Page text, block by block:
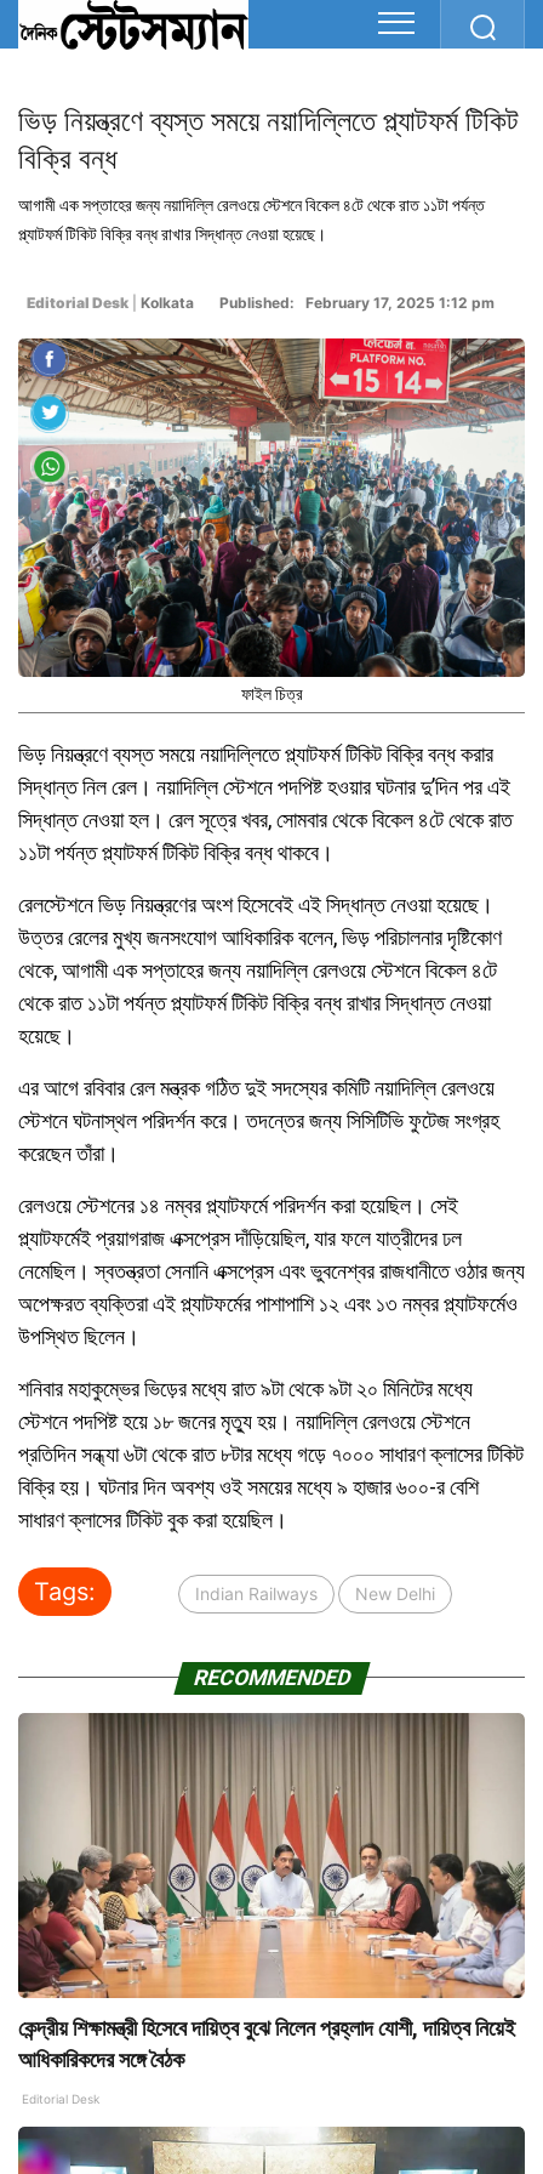
ভিড় নিয়ন্ত্রণে ব্যস্ত সময়ে নয়াদিল্লিতে প্ল্যাটফর্ম টিকিট
বিক্রি বন্ধ
আগামী এক সপ্তাহের জন্য নয়াদিল্লি রেলওয়ে স্টেশনে বিকেল ৪টে থেকে রাত ১১টা পর্যন্ত
প্ল্যাটফর্ম টিকিট বিক্রি বন্ধ রাখার সিদ্ধান্ত নেওয়া হয়েছে।
Editorial Desk Kolkata Published: February 17, 2025 1:12 pm
ফাইল চিত্র
ভিড় নিয়ন্ত্রণে ব্যস্ত সময়ে নয়াদিল্লিতে প্ল্যাটফর্ম টিকিট বিক্রি বন্ধ করার
সিদ্ধান্ত নিল রেল। নয়াদিল্লি স্টেশনে পদপিষ্ট হওয়ার ঘটনার দু’দিন পর এই
সিদ্ধান্ত নেওয়া হল। রেল সূত্রে খবর, সোমবার থেকে বিকেল ৪টে থেকে রাত
১১টা পর্যন্ত প্ল্যাটফর্ম টিকিট বিক্রি বন্ধ থাকবে।
রেলস্টেশনে ভিড় নিয়ন্ত্রণের অংশ হিসেবেই এই সিদ্ধান্ত নেওয়া হয়েছে।
উত্তর রেলের মুখ্য জনসংযোগ আধিকারিক বলেন, ভিড় পরিচালনার দৃষ্টিকোণ
থেকে, আগামী এক সপ্তাহের জন্য নয়াদিল্লি রেলওয়ে স্টেশনে বিকেল ৪টে
থেকে রাত ১১টা পর্যন্ত প্ল্যাটফর্ম টিকিট বিক্রি বন্ধ রাখার সিদ্ধান্ত নেওয়া
হয়েছে।
এর আগে রবিবার রেল মন্ত্রক গঠিত দুই সদস্যের কমিটি নয়াদিল্লি রেলওয়ে
স্টেশনে ঘটনাস্থল পরিদর্শন করে। তদন্তের জন্য সিসিটিভি ফুটেজ সংগ্রহ
করেছেন তাঁরা।
রেলওয়ে স্টেশনের ১৪ নম্বর প্ল্যাটফর্মে পরিদর্শন করা হয়েছিল। সেই
প্ল্যাটফর্মেই প্রয়াগরাজ এক্সপ্রেস দাঁড়িয়েছিল, যার ফলে যাত্রীদের ঢল
নেমেছিল। স্বতন্ত্রতা সেনানি এক্সপ্রেস এবং ভুবনেশ্বর রাজধানীতে ওঠার জন্য
অপেক্ষরত ব্যক্তিরা এই প্ল্যাটফর্মের পাশাপাশি ১২ এবং ১৩ নম্বর প্ল্যাটফর্মেও
উপস্থিত ছিলেন।
শনিবার মহাকুম্ভের ভিড়ের মধ্যে রাত ৯টা থেকে ৯টা ২০ মিনিটের মধ্যে
স্টেশনে পদপিষ্ট হয়ে ১৮ জনের মৃত্যু হয়। নয়াদিল্লি রেলওয়ে স্টেশনে
প্রতিদিন সন্ধ্যা ৬টা থেকে রাত ৮টার মধ্যে গড়ে ৭০০০ সাধারণ ক্লাসের টিকিট
বিক্রি হয়। ঘটনার দিন অবশ্য ওই সময়ের মধ্যে ৯ হাজার ৬০০-র বেশি
সাধারণ ক্লাসের টিকিট বুক করা হয়েছিল।
Tags: Indian Railways New Delhi
RECOMMENDED
কেন্দ্রীয় শিক্ষামন্ত্রী হিসেবে দায়িত্ব বুঝে নিলেন প্রহ্লাদ যোশী, দায়িত্ব নিয়েই
আধিকারিকদের সঙ্গে বৈঠক
Editorial Desk